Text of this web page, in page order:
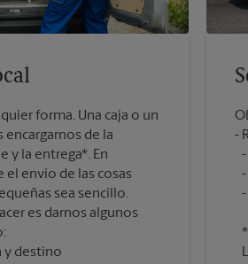
forma. Una caja o un
de la
y la entrega*. En
el envío de las cosas
sea sencillo.
es darnos algunos